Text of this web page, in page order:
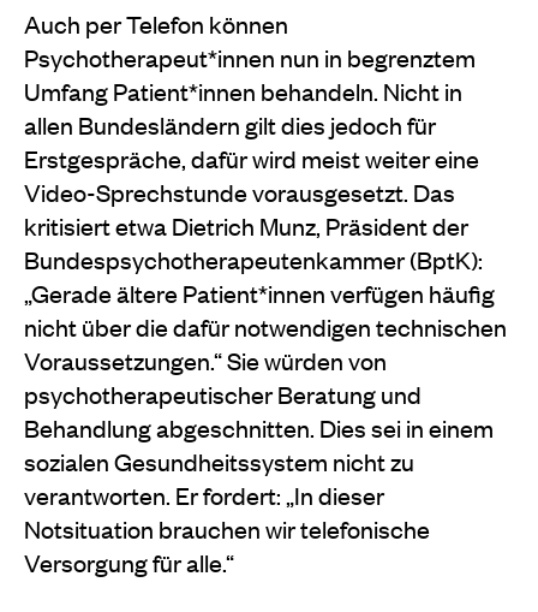
Auch per Telefon können
Psychotherapeut*innen nun in begrenztem
Umfang Patient*innen behandeln. Nicht in
allen Bundesländern gilt dies jedoch für
Erstgespräche, dafür wird meist weiter eine
Video-Sprechstunde vorausgesetzt. Das
kritisiert etwa Dietrich Munz, Präsident der
Bundespsychotherapeutenkammer (BptK):
„Gerade ältere Patient*innen verfügen häufig
nicht über die dafür notwendigen technischen
Voraussetzungen.“ Sie würden von
psychotherapeutischer Beratung und
Behandlung abgeschnitten. Dies sei in einem
sozialen Gesundheitssystem nicht zu
verantworten. Er fordert: „In dieser
Notsituation brauchen wir telefonische
Versorgung für alle.“